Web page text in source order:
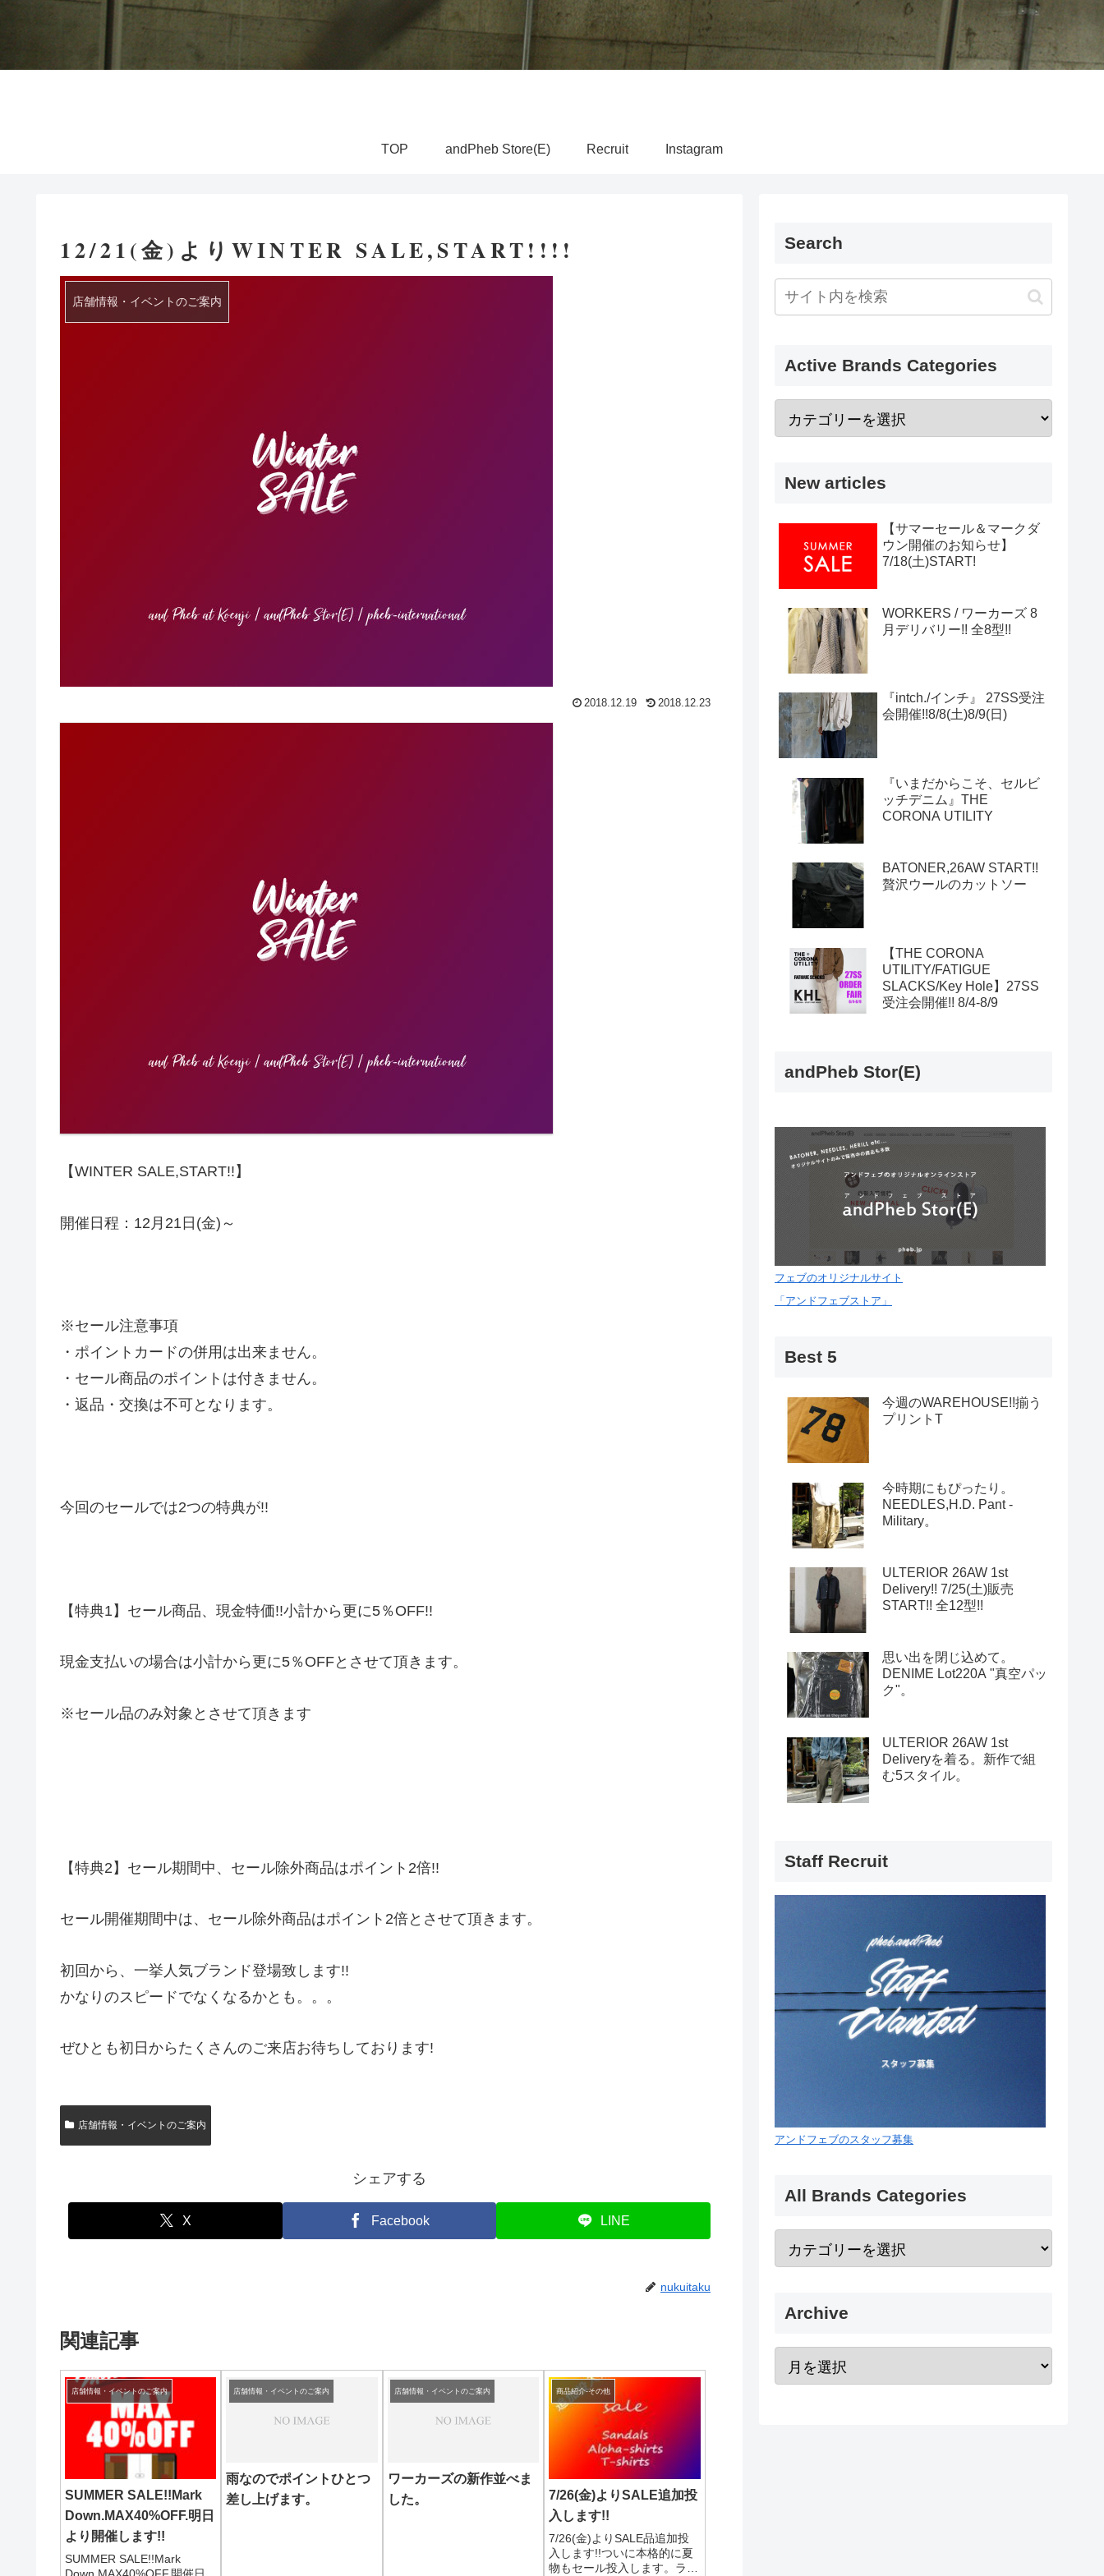
TOP andPheb Store(E) Recruit Instagram
12/21(金)よりWINTER SALE,START!!!!
店舗情報・イベントのご案内
2018.12.19 2018.12.23
【WINTER SALE,START!!】
開催日程：12月21日(金)～
※セール注意事項
・ポイントカードの併用は出来ません。
・セール商品のポイントは付きません。
・返品・交換は不可となります。
今回のセールでは2つの特典が!!
【特典1】セール商品、現金特価!!小計から更に5％OFF!!
現金支払いの場合は小計から更に5％OFFとさせて頂きます。
※セール品のみ対象とさせて頂きます
【特典2】セール期間中、セール除外商品はポイント2倍!!
セール開催期間中は、セール除外商品はポイント2倍とさせて頂きます。
初回から、一挙人気ブランド登場致します!!
かなりのスピードでなくなるかとも。。。
ぜひとも初日からたくさんのご来店お待ちしております!
店舗情報・イベントのご案内
シェアする
X Facebook LINE
nukuitaku
関連記事
店舗情報・イベントのご案内
SUMMER SALE!!Mark
Down.MAX40%OFF.明日
より開催します!!
SUMMER SALE!!Mark
店舗情報・イベントのご案内
雨なのでポイントひとつ
差し上げます。
店舗情報・イベントのご案内
ワーカーズの新作並べま
した。
商品紹介-その他
7/26(金)よりSALE追加投
入します!!
7/26(金)よりSALE品追加投
入します!!ついに本格的に夏
物もセール投入します。ライ
Search
Active Brands Categories
New articles
【サマーセール＆マークダ
ウン開催のお知らせ】
7/18(土)START!
WORKERS / ワーカーズ 8
月デリバリー!! 全8型!!
『intch./インチ』 27SS受注
会開催!!8/8(土)8/9(日)
『いまだからこそ、セルビ
ッチデニム』THE
CORONA UTILITY
BATONER,26AW START!!
贅沢ウールのカットソー
【THE CORONA
UTILITY/FATIGUE
SLACKS/Key Hole】27SS
受注会開催!! 8/4-8/9
andPheb Stor(E)
フェブのオリジナルサイト
「アンドフェブストア」
Best 5
今週のWAREHOUSE!!揃う
プリントT
今時期にもぴったり。
NEEDLES,H.D. Pant -
Military。
ULTERIOR 26AW 1st
Delivery!! 7/25(土)販売
START!! 全12型!!
思い出を閉じ込めて。
DENIME Lot220A "真空パッ
ク"。
ULTERIOR 26AW 1st
Deliveryを着る。新作で組
む5スタイル。
Staff Recruit
アンドフェブのスタッフ募集
All Brands Categories
Archive